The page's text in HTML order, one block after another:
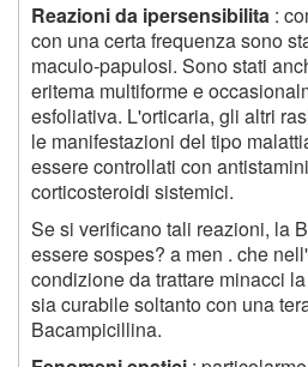
Reazioni da ipersensibilita :
con una certa frequenza sono
maculo-papulosi. Sono stati
eritema multiforme e
esfoliativa. L'orticaria, gli altri
le manifestazioni del tipo
essere controllati con
corticosteroidi sistemici.
Se si verificano tali reazioni, la
essere sospes? a men . che
condizione da trattare minacci
sia curabile soltanto con una
Bacampicillina.